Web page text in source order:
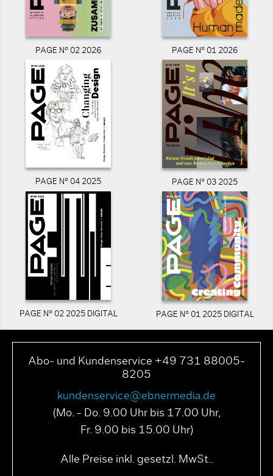
PAGE N° 02 2026 PAGE N° 01 2026
PAGE N° 04 2025 PAGE N° 03 2025
PAGE N° 02 2025 DIGITAL PAGE N° 01 2025 DIGITAL
Abo- und Kundenservice +49 731 88005-
8205
kundenservice@ebnermedia.de
(Mo. - Do. 9.00 Uhr bis 17.00 Uhr,
Fr. 9.00 bis 15.00 Uhr)
Alle Preise inkl. gesetzl. MwSt..